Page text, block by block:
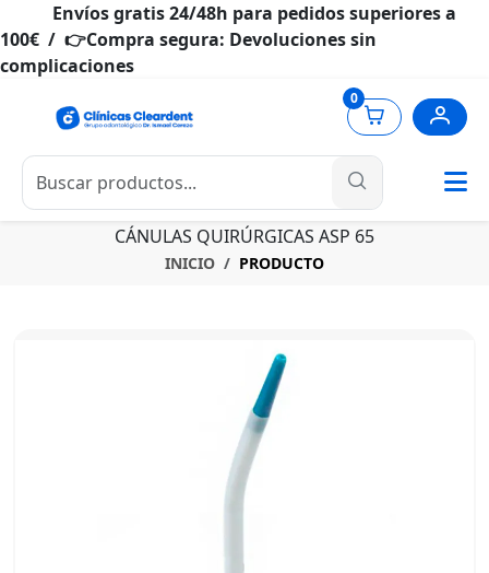
Envíos gratis 24/48h para pedidos superiores a
100€ / 👉Compra segura: Devoluciones sin
complicaciones
0
CÁNULAS QUIRÚRGICAS ASP 65
INICIO PRODUCTO